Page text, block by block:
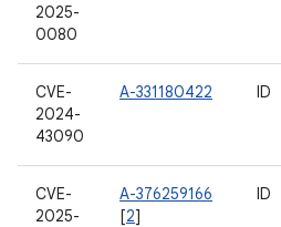
2025-
0080
CVE-
2024-
43090
A-331180422 ID
CVE-
2025-
A-376259166
[2]
ID